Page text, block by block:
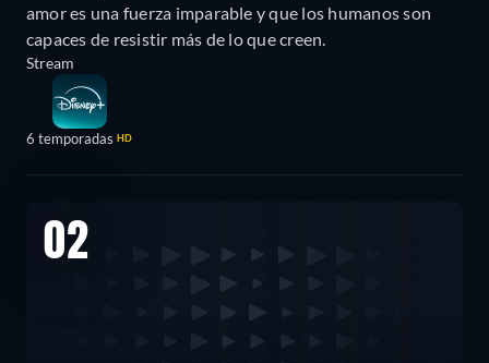
amor es una fuerza imparable y que los humanos son
capaces de resistir más de lo que creen.
Stream
6 temporadas HD
02